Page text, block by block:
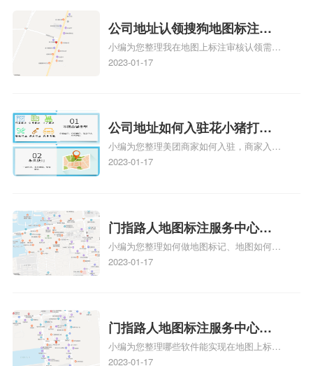
公司地址认领搜狗地图标注多
久审核？公司地址认领地图标
注多久审核？
小编为您整理我在地图上标注审核认领需要
多久、我在地图上标注审核认领需要多久
情可查看下方正文！
2023-01-17
公司地址如何入驻花小猪打车
地图标记？指路人地图标注服
务中心铺如何入驻花小猪打车
小编为您整理美团商家如何入驻，商家入驻
教程、商家如何入驻地图、如何入驻地:、
2023-01-17
门指路人地图标注服务中心如
何做花小猪打车地图位置标
记？门指路人地图标注服务中
小编为您整理如何做地图标记、地图如何做
标记、so搜街景中如何做标记、360e启花贷
关地图标注知识，详情可查看下方正文！
2023-01-17
门指路人地图标注服务中心地
图位置地址标记？门指路人地
小编为您整理哪些软件能实现在地图上标记
门指路人地图标注服务中心位置、门指路人
2023-01-17